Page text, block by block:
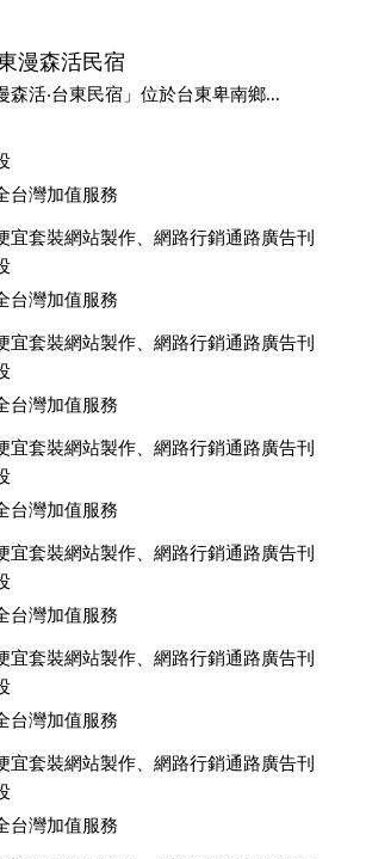
漫森活民宿
森活‧台東民宿」位於台東卑南鄉...
台灣加值服務
宜套裝網站製作、網路行銷通路廣告刊
委託旅行社銷售，全面優惠中....
台灣加值服務
宜套裝網站製作、網路行銷通路廣告刊
委託旅行社銷售，全面優惠中....
台灣加值服務
宜套裝網站製作、網路行銷通路廣告刊
委託旅行社銷售，全面優惠中....
台灣加值服務
宜套裝網站製作、網路行銷通路廣告刊
委託旅行社銷售，全面優惠中....
台灣加值服務
宜套裝網站製作、網路行銷通路廣告刊
委託旅行社銷售，全面優惠中....
台灣加值服務
宜套裝網站製作、網路行銷通路廣告刊
委託旅行社銷售，全面優惠中....
台灣加值服務